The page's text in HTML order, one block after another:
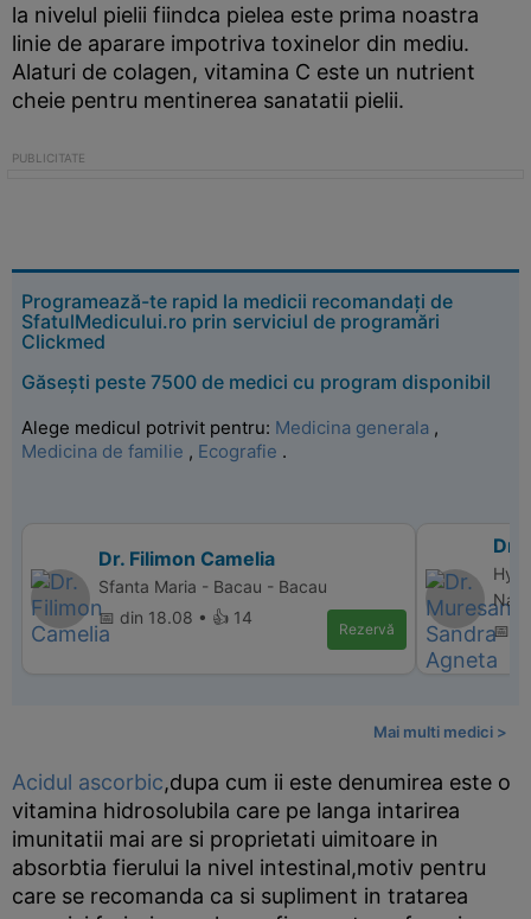
la nivelul pielii fiindca pielea este prima noastra
linie de aparare impotriva toxinelor din mediu.
Alaturi de colagen, vitamina C este un nutrient
cheie pentru mentinerea sanatatii pielii.
Programează-te rapid la medicii recomandați de
SfatulMedicului.ro prin serviciul de programări
Clickmed
Găsești peste 7500 de medici cu program disponibil
Alege medicul potrivit pentru: Medicina generala ,
Medicina de familie , Ecografie .
Dr. Filimon Camelia
Sfanta Maria - Bacau - Bacau
📅 din 18.08 • 👍 14
Rezervă
Dr.
📅
Mai multi medici >
Acidul ascorbic,dupa cum ii este denumirea este o
vitamina hidrosolubila care pe langa intarirea
imunitatii mai are si proprietati uimitoare in
absorbtia fierului la nivel intestinal,motiv pentru
care se recomanda ca si supliment in tratarea